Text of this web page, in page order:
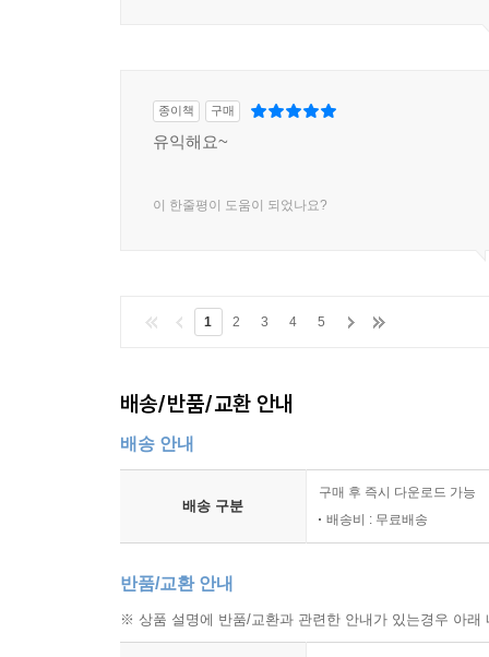
종이책 구매
유익해요~
이 한줄평이 도움이 되었나요?
1 2 3 4 5
배송/반품/교환 안내
배송 안내
배송 구분
구매 후 즉시 다운로드 가능
배송비 : 무료배송
반품/교환 안내
※ 상품 설명에 반품/교환과 관련한 안내가 있는경우 아